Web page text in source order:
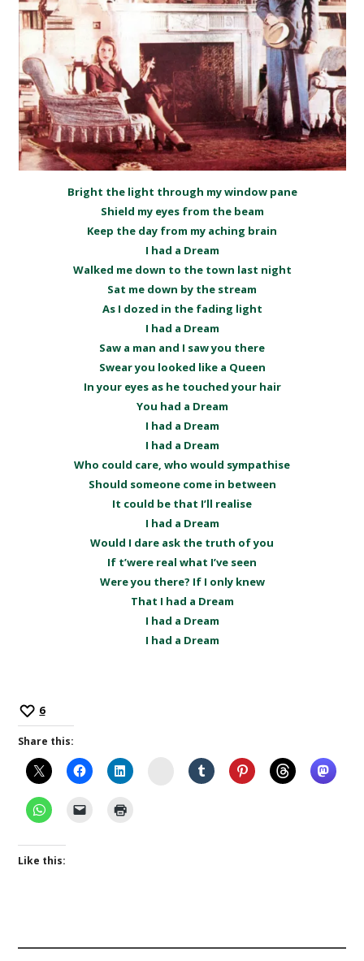
Bright the light through my window pane
Shield my eyes from the beam
Keep the day from my aching brain
I had a Dream
Walked me down to the town last night
Sat me down by the stream
As I dozed in the fading light
I had a Dream
Saw a man and I saw you there
Swear you looked like a Queen
In your eyes as he touched your hair
You had a Dream
I had a Dream
I had a Dream
Who could care, who would sympathise
Should someone come in between
It could be that I’ll realise
I had a Dream
Would I dare ask the truth of you
If t’were real what I’ve seen
Were you there? If I only knew
That I had a Dream
I had a Dream
I had a Dream
6
Share this:
Instagram
Like this: